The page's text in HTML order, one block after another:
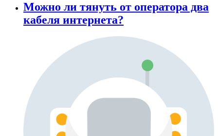
Можно ли тянуть от оператора два
кабеля интернета?